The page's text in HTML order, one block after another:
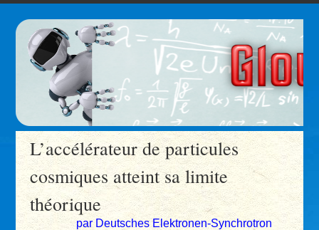
L’accélérateur de particules
cosmiques atteint sa limite
théorique
par Deutsches Elektronen-Synchrotron